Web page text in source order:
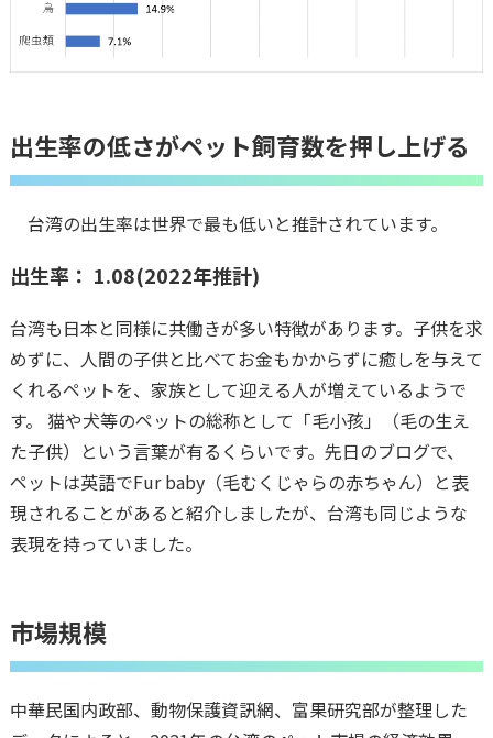
出生率の低さがペット飼育数を押し上げる
台湾の出生率は世界で最も低いと推計されています。
出生率： 1.08(2022年推計)
台湾も日本と同様に共働きが多い特徴があります。子供を求
めずに、人間の子供と比べてお金もかからずに癒しを与えて
くれるペットを、家族として迎える人が増えているようで
す。 猫や犬等のペットの総称として「毛小孩」（毛の生え
た子供）という言葉が有るくらいです。先日のブログで、
ペットは英語でFur baby（毛むくじゃらの赤ちゃん）と表
現されることがあると紹介しましたが、台湾も同じような
表現を持っていました。
市場規模
中華民国内政部、動物保護資訊網、富果研究部が整理した